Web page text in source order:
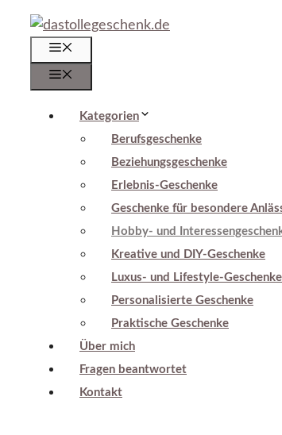
Zum
Inhalt
springen
Kategorien
Berufsgeschenke
Beziehungsgeschenke
Erlebnis-Geschenke
Geschenke für besondere
Hobby- und
Kreative und DIY-Geschenke
Luxus- und Lifestyle-Geschenke
Personalisierte Geschenke
Praktische Geschenke
Über mich
Fragen beantwortet
Kontakt